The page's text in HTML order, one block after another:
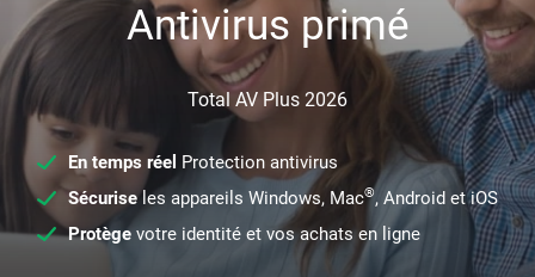
Antivirus primé
Total AV Plus 2026
En temps réel Protection antivirus
Sécuriseles appareils Windows, Mac®, Android et iOS
Protège votre identité et vos achats en ligne